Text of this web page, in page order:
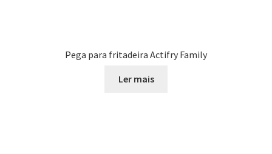
Pega para fritadeira Actifry Family
Ler mais